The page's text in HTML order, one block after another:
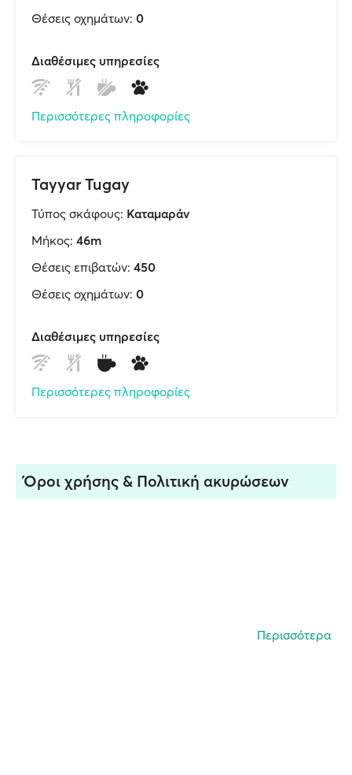
Θέσεις οχημάτων: 0
Διαθέσιμες υπηρεσίες
Περισσότερες πληροφορίες
Tayyar Tugay
Τύπος σκάφους: Καταμαράν
Μήκος: 46m
Θέσεις επιβατών: 450
Θέσεις οχημάτων: 0
Διαθέσιμες υπηρεσίες
Περισσότερες πληροφορίες
Όροι χρήσης & Πολιτική ακυρώσεων
Περισσότερα